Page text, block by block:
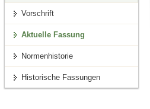
Vorschrift
Aktuelle Fassung
Normenhistorie
Historische Fassungen